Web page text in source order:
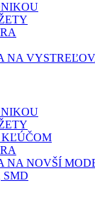
NA
NA NOVŠÍ
SMD